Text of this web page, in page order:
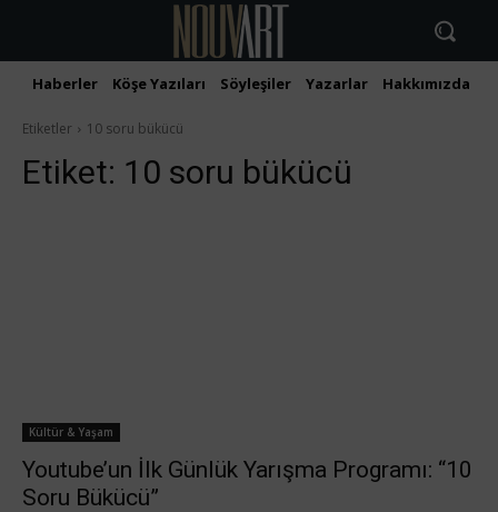
Haberler Köşe Yazıları Söyleşiler Yazarlar Hakkımızda
Etiketler 10 soru bükücü
Etiket: 10 soru bükücü
Kültür & Yaşam
Youtube’un İlk Günlük Yarışma Programı: “10
Soru Bükücü”